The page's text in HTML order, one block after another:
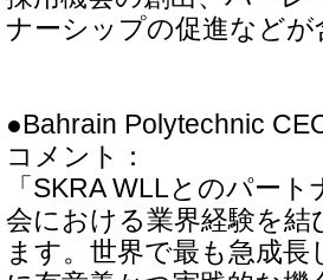
ナーシップの促進など
●Bahrain Polytechnic
コメント：
「SKRA WLLとのパー
会における業界経験を
ます。世界で最も急成